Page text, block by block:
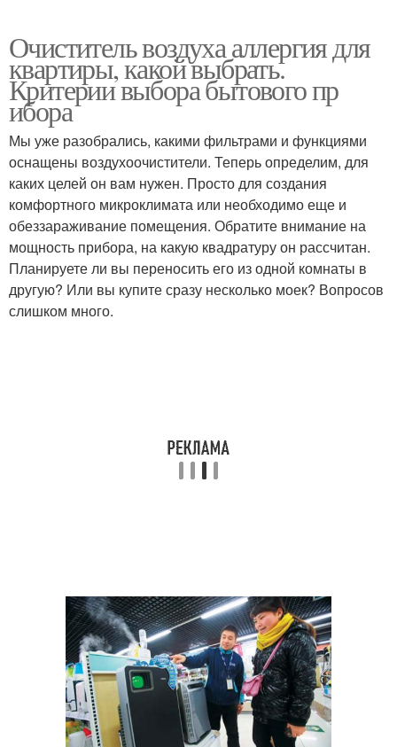
Очиститель воздуха аллергия для
квартиры, какой выбрать.
Критерии выбора бытового пр
ибора
Мы уже разобрались, какими фильтрами и функциями
оснащены воздухоочистители. Теперь определим, для
каких целей он вам нужен. Просто для создания
комфортного микроклимата или необходимо еще и
обеззараживание помещения. Обратите внимание на
мощность прибора, на какую квадратуру он рассчитан.
Планируете ли вы переносить его из одной комнаты в
другую? Или вы купите сразу несколько моек? Вопросов
слишком много.